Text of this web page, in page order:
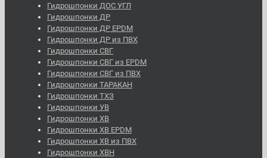
Гидрошпонки ДОС УГЛ
Гидрошпонки ДР
Гидрошпонки ДР EPDM
Гидрошпонки ДР из ПВХ
Гидрошпонки СВГ
Гидрошпонки СВГ из EPDM
Гидрошпонки СВГ из ПВХ
Гидрошпонки ТАРАКАН
Гидрошпонки ТХЗ
Гидрошпонки УВ
Гидрошпонки ХВ
Гидрошпонки ХВ EPDM
Гидрошпонки ХВ из ПВХ
Гидрошпонки ХВН